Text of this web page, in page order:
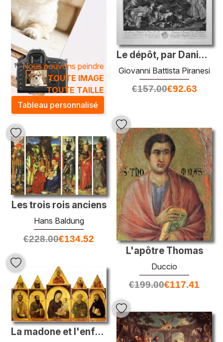
Nous pouvons peindre
TOUTE IMAGE
TOUTE TAILLE
Tableau personnalisé
Le dépôt, par Daniele da Volterra
Giovanni Battista Piranesi
€157.00€92.63
L'apôtre Thomas
Duccio
€199.00€117.41
Les trois rois anciens
Hans Baldung
€228.00€134.52
La madone et l'enfant avec des saints